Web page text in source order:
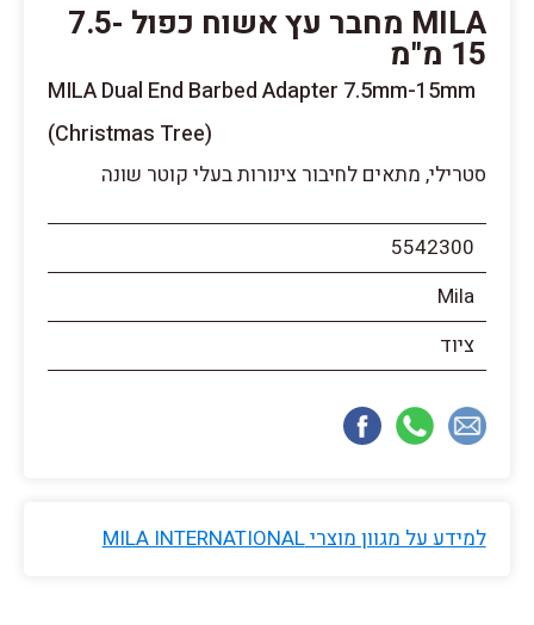
MILA מחבר עץ אשוח כפול 7.5-
15 מ"מ
MILA Dual End Barbed Adapter 7.5mm-15mm
(Christmas Tree)
סטרילי, מתאים לחיבור צינורות בעלי קוטר שונה
5542300
Mila
ציוד
למידע על מגוון מוצרי MILA INTERNATIONAL